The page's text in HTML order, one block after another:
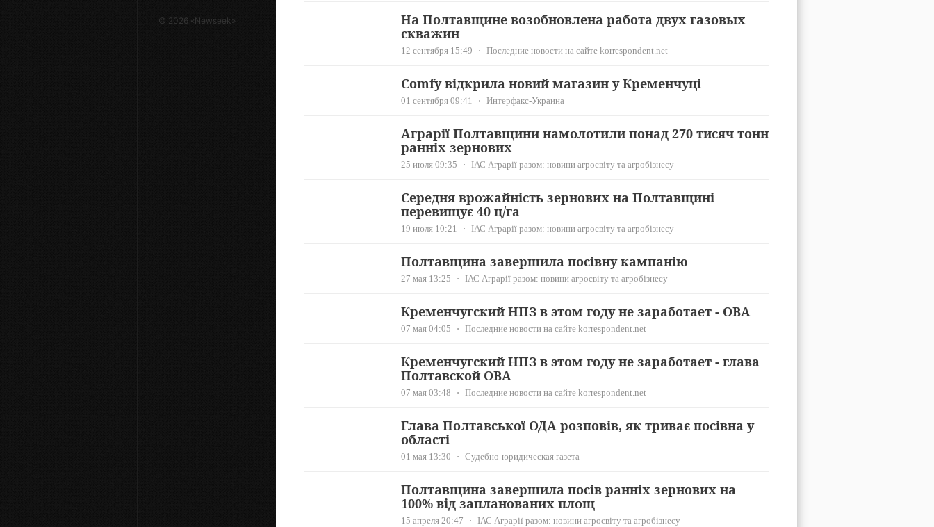
© 2026 «Newseek»
На Полтавщине возобновлена работа двух газовых
скважин
12 сентября 15:49 Последние новости на сайте korrespondent.net
Comfy відкрила новий магазин у Кременчуці
01 сентября 09:41 Интерфакс-Украина
Аграрії Полтавщини намолотили понад 270 тисяч тонн
ранніх зернових
25 июля 09:35 ІАС Аграрії разом: новини агросвіту та агробізнесу
Середня врожайність зернових на Полтавщині
перевищує 40 ц/га
19 июля 10:21 ІАС Аграрії разом: новини агросвіту та агробізнесу
Полтавщина завершила посівну кампанію
27 мая 13:25 ІАС Аграрії разом: новини агросвіту та агробізнесу
Кременчугский НПЗ в этом году не заработает - ОВА
07 мая 04:05 Последние новости на сайте korrespondent.net
Кременчугский НПЗ в этом году не заработает - глава
Полтавской ОВА
07 мая 03:48 Последние новости на сайте korrespondent.net
Глава Полтавської ОДА розповів, як триває посівна у
області
01 мая 13:30 Судебно-юридическая газета
Полтавщина завершила посів ранніх зернових на
100% від запланованих площ
15 апреля 20:47 ІАС Аграрії разом: новини агросвіту та агробізнесу